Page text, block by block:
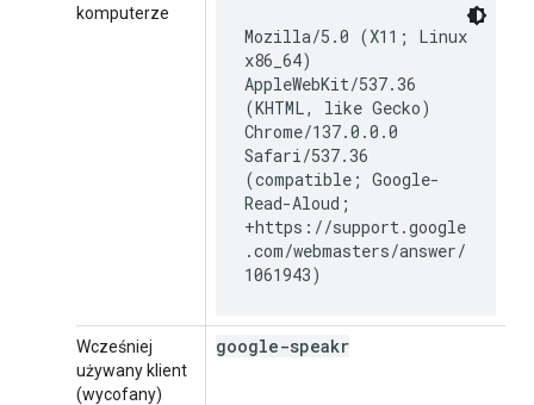
komputerze
Mozilla/5.0 (X11; Linux
x86_64)
AppleWebKit/537.36
(KHTML, like Gecko)
Chrome/137.0.0.0
Safari/537.36
(compatible; Google-
Read-Aloud;
+https://support.google
.com/webmasters/answer/
1061943)
Wcześniej
używany klient
(wycofany)
google-speakr